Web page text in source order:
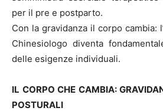
per il pre e postparto.
Con la gravidanza il corpo cambia:
Chinesiologo diventa
delle esigenze individuali.
IL CORPO CHE CAMBIA:
POSTURALI